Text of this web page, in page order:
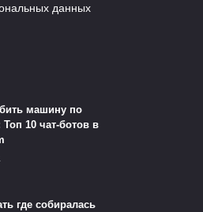
данных
машину по
10 чат-ботов в
где собиралась